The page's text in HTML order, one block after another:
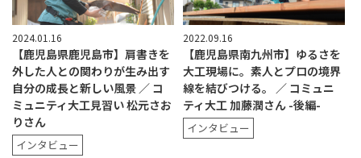
2024.01.16
【鹿児島県鹿児島市】肩書きを
外した人との関わりが生み出す
自分の成長と新しい風景 ／ コ
ミュニティ大工見習い 松元さお
りさん
インタビュー
2022.09.16
【鹿児島県南九州市】ゆるさを
大工現場に。素人とプロの境界
線を結びつける。 ／ コミュニ
ティ大工 加藤潤さん -後編-
インタビュー